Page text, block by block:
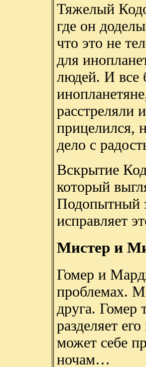
Тяжелый
где он
что это не
для
людей. И все
расстреляли
прицелился,
дело с
Вскрытие
который
Подопытный
исправляет
Мистер и
Гомер и
проблемах.
друга. Гомер
разделяет
может себе
ночам…